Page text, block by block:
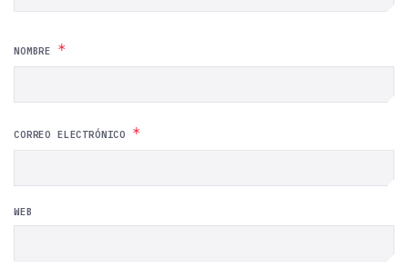
NOMBRE *
CORREO ELECTRÓNICO *
WEB